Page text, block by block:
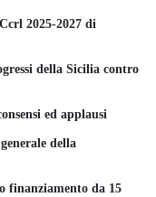
2025-2027 di
della Sicilia contro
ed applausi
della
finanziamento da 15